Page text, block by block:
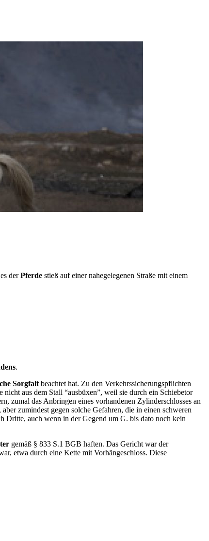
derPferde stieß auf einer nahegelegenen Straße mit einem
.
Sorgfalt beachtet hat. Zu den Verkehrssicherungspflichten
nicht aus dem Stall “ausbüxen”, weil sie durch ein Schiebetor
zumal das Anbringen eines vorhandenen Zylinderschlosses an
zumindest gegen solche Gefahren, die in einen schweren
Dritte, auch wenn in der Gegend um G. bis dato noch kein
gemäß § 833 S.1 BGB haften. Das Gericht war der
etwa durch eine Kette mit Vorhängeschloss. Diese